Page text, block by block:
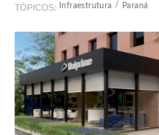
TÓPICOS Infraestrutura Paraná